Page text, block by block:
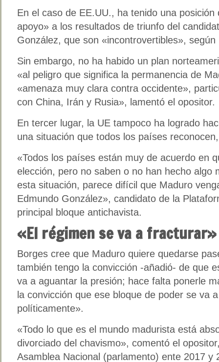
En el caso de EE.UU., ha tenido una
apoyo» a los resultados de triunfo del
González, que son «incontrovertibles», según
Sin embargo, no ha habido un plan
«al peligro que significa la permanencia de
«amenaza muy clara contra occidente»,
con China, Irán y Rusia», lamentó el opositor.
En tercer lugar, la UE tampoco ha logrado
una situación que todos los países
«Todos los países están muy de acuerdo en
elección, pero no saben o no han hecho algo
esta situación, parece difícil que Maduro
Edmundo González», candidato de la
principal bloque antichavista.
«El régimen se va a fracturar»
Borges cree que Maduro quiere quedarse
también tengo la convicción -añadió- de que
va a aguantar la presión; hace falta ponerle
la convicción que ese bloque de poder se va
políticamente».
«Todo lo que es el mundo madurista está
divorciado del chavismo», comentó el
Asamblea Nacional (parlamento) ente 2017 y